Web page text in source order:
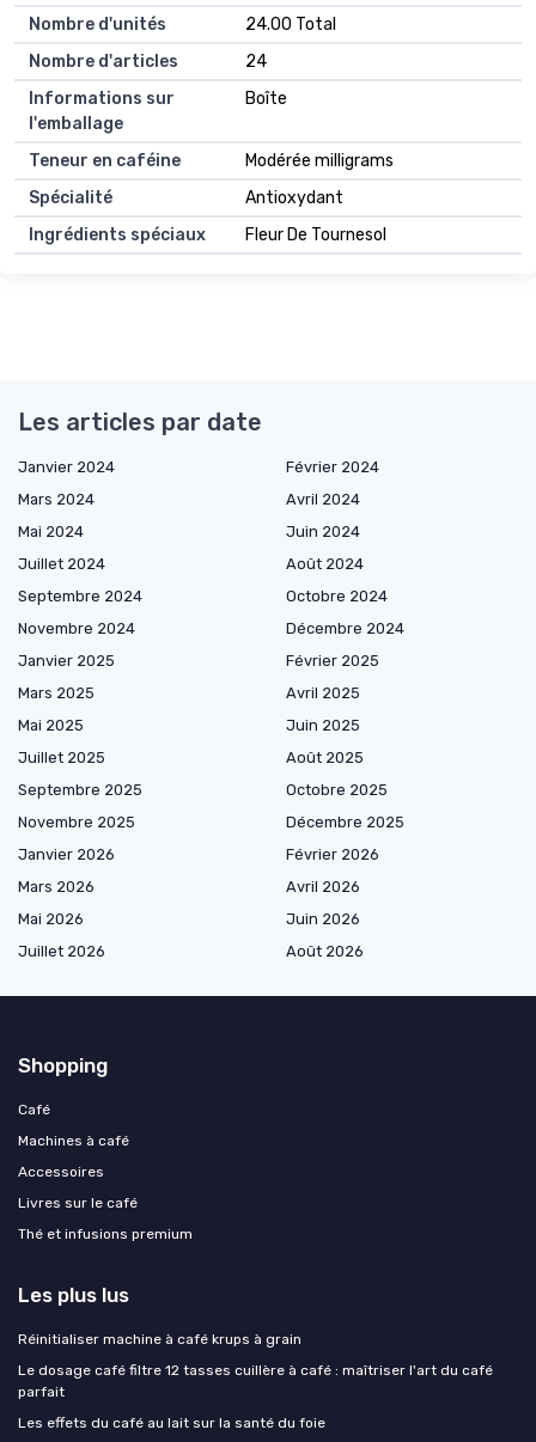
Nombre d'unités
24.00 Total
Nombre d'articles
24
Informations sur
l'emballage
Boîte
Teneur en caféine
Modérée milligrams
Spécialité
Antioxydant
Ingrédients spéciaux
Fleur De Tournesol
Les articles par date
Janvier 2024
Février 2024
Mars 2024
Avril 2024
Mai 2024
Juin 2024
Juillet 2024
Août 2024
Septembre 2024
Octobre 2024
Novembre 2024
Décembre 2024
Janvier 2025
Février 2025
Mars 2025
Avril 2025
Mai 2025
Juin 2025
Juillet 2025
Août 2025
Septembre 2025
Octobre 2025
Novembre 2025
Décembre 2025
Janvier 2026
Février 2026
Mars 2026
Avril 2026
Mai 2026
Juin 2026
Juillet 2026
Août 2026
Shopping
Café
Machines à café
Accessoires
Livres sur le café
Thé et infusions premium
Les plus lus
Réinitialiser machine à café krups à grain
Le dosage café filtre 12 tasses cuillère à café : maîtriser l'art du café
parfait
Les effets du café au lait sur la santé du foie